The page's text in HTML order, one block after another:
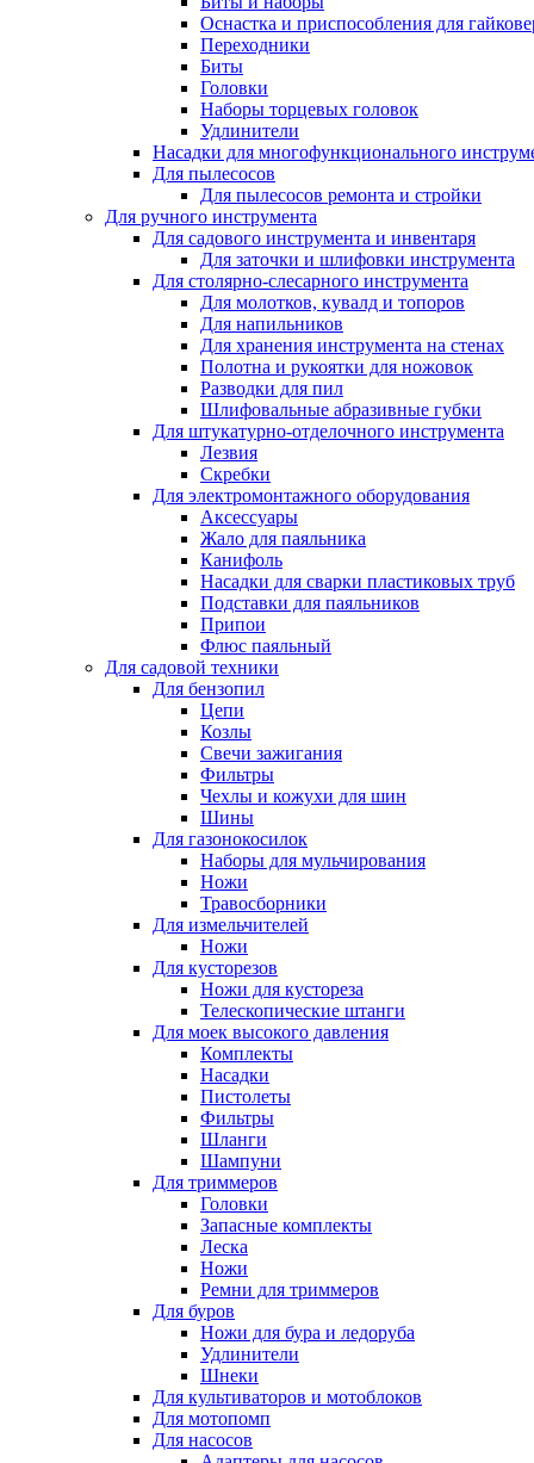
Оснастка и приспособления для
Переходники
Биты
Головки
Наборы торцевых головок
Удлинители
Насадки для многофункционального
Для пылесосов
Для пылесосов ремонта и стройки
Для ручного инструмента
Для садового инструмента и инвентаря
Для заточки и шлифовки инструмента
Для столярно-слесарного инструмента
Для молотков, кувалд и топоров
Для напильников
Для хранения инструмента на стенах
Полотна и рукоятки для ножовок
Разводки для пил
Шлифовальные абразивные губки
Для штукатурно-отделочного инструмента
Лезвия
Скребки
Для электромонтажного оборудования
Аксессуары
Жало для паяльника
Канифоль
Насадки для сварки пластиковых труб
Подставки для паяльников
Припои
Флюс паяльный
Для садовой техники
Для бензопил
Цепи
Козлы
Свечи зажигания
Фильтры
Чехлы и кожухи для шин
Шины
Для газонокосилок
Наборы для мульчирования
Ножи
Травосборники
Для измельчителей
Ножи
Для кусторезов
Ножи для кустореза
Телескопические штанги
Для моек высокого давления
Комплекты
Насадки
Пистолеты
Фильтры
Шланги
Шампуни
Для триммеров
Головки
Запасные комплекты
Леска
Ножи
Ремни для триммеров
Для буров
Ножи для бура и ледоруба
Удлинители
Шнеки
Для культиваторов и мотоблоков
Для мотопомп
Для насосов